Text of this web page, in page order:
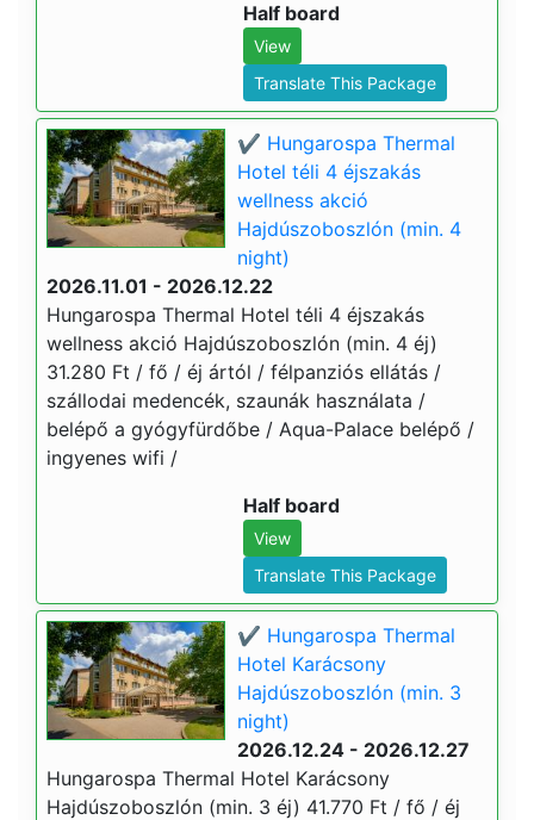
Half board
View
Translate This Package
✔️ Hungarospa Thermal
Hotel téli 4 éjszakás
wellness akció
Hajdúszoboszlón (min. 4
night)
2026.11.01 - 2026.12.22
Hungarospa Thermal Hotel téli 4 éjszakás
wellness akció Hajdúszoboszlón (min. 4 éj)
31.280 Ft / fő / éj ártól / félpanziós ellátás /
szállodai medencék, szaunák használata /
belépő a gyógyfürdőbe / Aqua-Palace belépő /
ingyenes wifi /
Half board
View
Translate This Package
✔️ Hungarospa Thermal
Hotel Karácsony
Hajdúszoboszlón (min. 3
night)
2026.12.24 - 2026.12.27
Hungarospa Thermal Hotel Karácsony
Hajdúszoboszlón (min. 3 éj) 41.770 Ft / fő / éj